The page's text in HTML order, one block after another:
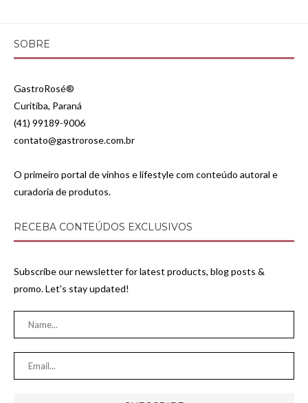
SOBRE
GastroRosé®
Curitiba, Paraná
(41) 99189-9006
contato@gastrorose.com.br
O primeiro portal de vinhos e lifestyle com conteúdo autoral e
curadoria de produtos.
RECEBA CONTEÚDOS EXCLUSIVOS
Subscribe our newsletter for latest products, blog posts &
promo. Let's stay updated!